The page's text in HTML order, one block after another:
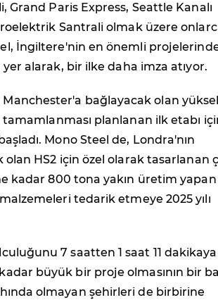
Grand Paris Express, Seattle Kanalı
Santrali olmak üzere
İngiltere'nin en önemli
alarak, bir ilke daha imza atıyor.
bağlayacak olan
tamamlanması planlanan ilk etabı
Mono Steel de, Londra'nın
HS2 için özel olarak tasarlanan
kadar 800 tona yakın üretim yapan
tedarik etmeye 2025 yılı
7 saatten 1 saat 11 dakikaya
büyük bir proje olmasının bir
olmayan şehirleri de birbirine